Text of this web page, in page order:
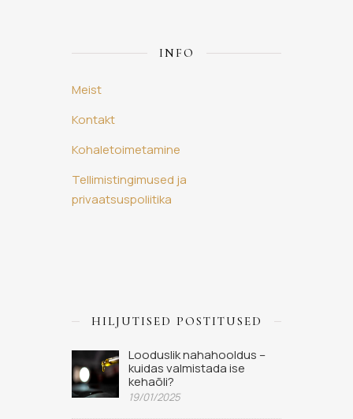
INFO
Meist
Kontakt
Kohaletoimetamine
Tellimistingimused ja
privaatsuspoliitika
HILJUTISED POSTITUSED
Looduslik nahahooldus –
kuidas valmistada ise
kehaõli?
19/01/2025